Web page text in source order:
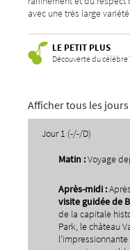
avec une très large
LE PETIT PLUS
Découverte du célèbre
Afficher tous les
Jour 1 (-/-/D)
Matin :Voyage
Après-midi :
visite guidée de
de la capitale
Park, le château